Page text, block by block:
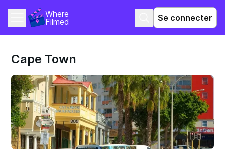
Where
Filmed
Se connecter
Cape Town